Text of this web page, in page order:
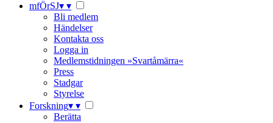
mfÖrSJ▾ ▾
Bli medlem
Händelser
Kontakta oss
Logga in
Medlemstidningen »Svartåmärra«
Press
Stadgar
Styrelse
Forskning▾ ▾
Berätta